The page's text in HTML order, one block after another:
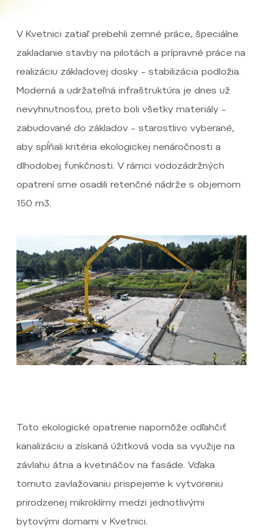
V Kvetnici zatiaľ prebehli zemné práce, špeciálne
zakladanie stavby na pilotách a prípravné práce na
realizáciu základovej dosky – stabilizácia podložia.
Moderná a udržateľná infraštruktúra je dnes už
nevyhnutnosťou, preto boli všetky materiály –
zabudované do základov – starostlivo vyberané,
aby spĺňali kritéria ekologickej nenáročnosti a
dlhodobej funkčnosti. V rámci vodozádržných
opatrení sme osadili retenčné nádrže s objemom
150 m3.
Toto ekologické opatrenie napomôže odľahčiť
kanalizáciu a získaná úžitková voda sa využije na
závlahu átria a kvetináčov na fasáde. Vďaka
tomuto zavlažovaniu prispejeme k vytvoreniu
prirodzenej mikroklímy medzi jednotlivými
bytovými domami v Kvetnici.